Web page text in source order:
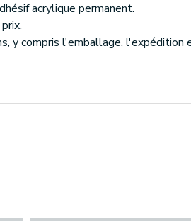
acrylique permanent.
y compris l'emballage,